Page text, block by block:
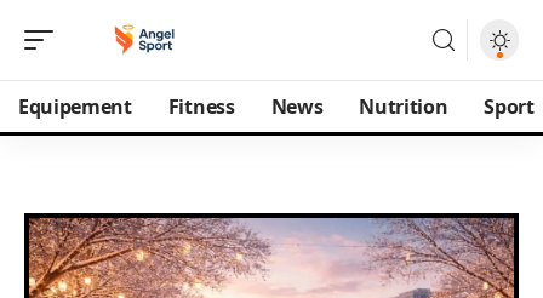
Equipement Fitness News Nutrition Sport